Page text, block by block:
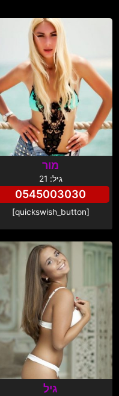
מור
גיל: 21
0545003030
[quickswish_button]
גיל